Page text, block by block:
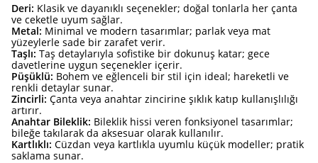
Deri: Klasik ve dayanıklı seçenekler; doğal tonlarla her çanta
ve ceketle uyum sağlar.
Metal: Minimal ve modern tasarımlar; parlak veya mat
yüzeylerle sade bir zarafet verir.
Taşlı: Taş detaylarıyla sofistike bir dokunuş katar; gece
davetlerine uygun seçenekler içerir.
Püşüklü: Bohem ve eğlenceli bir stil için ideal; hareketli ve
renkli detaylar sunar.
Zincirli: Çanta veya anahtar zincirine şıklık katıp kullanışlılığı
artırır.
Anahtar Bileklik: Bileklik hissi veren fonksiyonel tasarımlar;
bileğe takılarak da aksesuar olarak kullanılır.
Kartlıklı: Cüzdan veya kartlıkla uyumlu küçük modeller; pratik
saklama sunar.